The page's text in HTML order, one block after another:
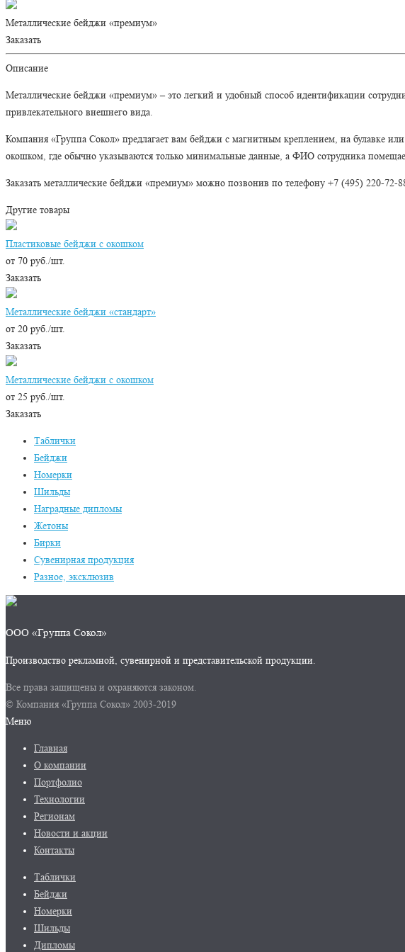
Металлические бейджи «премиум»
Заказать
Описание
Металлические бейджи «премиум» – это легкий и удобный способ идентификации
привлекательного внешнего вида.
Компания «Группа Сокол» предлагает вам бейджи с магнитным креплением, на булавке
окошком, где обычно указываются только минимальные данные, а ФИО сотрудника
Заказать металлические бейджи «премиум» можно позвонив по телефону +7 (495) 220-72-
Другие товары
Пластиковые бейджи с окошком
от 70 руб./шт.
Заказать
Металлические бейджи «стандарт»
от 20 руб./шт.
Заказать
Металлические бейджи с окошком
от 25 руб./шт.
Заказать
Таблички
Бейджи
Номерки
Шильды
Наградные дипломы
Жетоны
Бирки
Сувенирная продукция
Разное, эксклюзив
ООО «Группа Сокол»
Производство рекламной, сувенирной и представительской продукции.
Все права защищены и охраняются законом.
© Компания «Группа Сокол» 2003-2019
Меню
Главная
О компании
Портфолио
Технологии
Регионам
Новости и акции
Контакты
Таблички
Бейджи
Номерки
Шильды
Дипломы